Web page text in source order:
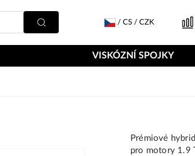
/ CS / CZK
VISKÓZNÍ SPOJKY
Prémiové
pro motory 1.9